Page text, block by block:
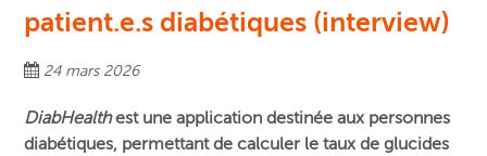
patient.e.s diabétiques (interview)
24 mars 2026
DiabHealthest une application destinée aux personnes
diabétiques, permettant de calculer le taux de glucides